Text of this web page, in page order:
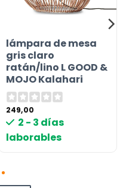
lámpara de mesa
gris claro
ratán/lino L GOOD &
MOJO Kalahari
249,00
2 - 3 días
laborables